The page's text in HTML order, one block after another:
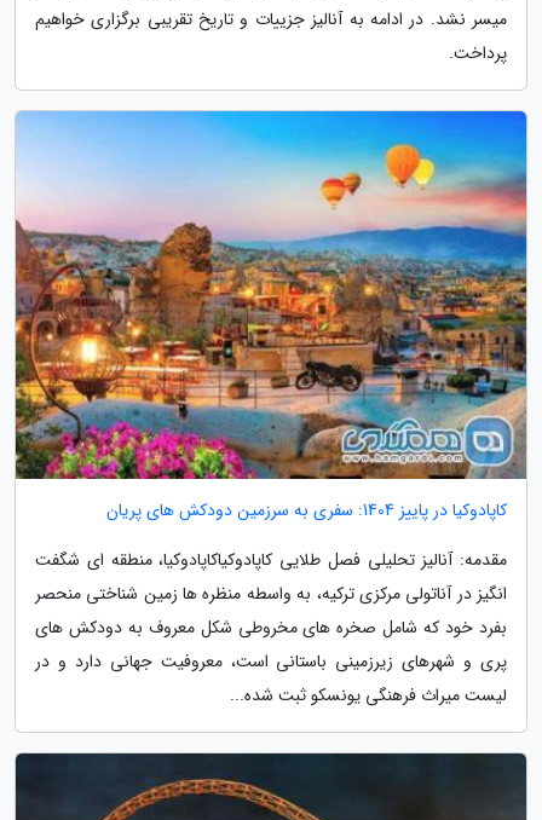
میسر نشد. در ادامه به آنالیز جزییات و تاریخ تقریبی برگزاری خواهیم
پرداخت.
کاپادوکیا در پاییز 1404: سفری به سرزمین دودکش های پریان
مقدمه: آنالیز تحلیلی فصل طلایی کاپادوکیاکاپادوکیا، منطقه ای شگفت
انگیز در آناتولی مرکزی ترکیه، به واسطه منظره ها زمین شناختی منحصر
بفرد خود که شامل صخره های مخروطی شکل معروف به دودکش های
پری و شهرهای زیرزمینی باستانی است، معروفیت جهانی دارد و در
لیست میراث فرهنگی یونسکو ثبت شده...